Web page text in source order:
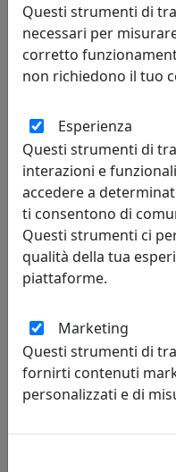
SEDUTA POSTAZIONE
Viciani
SEDUTA POSTAZIONE
Viciani
Questi strumenti di
necessari per
corretto
non richiedono il tuo
Esperienza
Questi strumenti di
interazioni e
accedere a
ti consentono di
Questi strumenti ci
qualità della tua
piattaforme.
Marketing
Questi strumenti di
fornirti contenuti
personalizzati e di